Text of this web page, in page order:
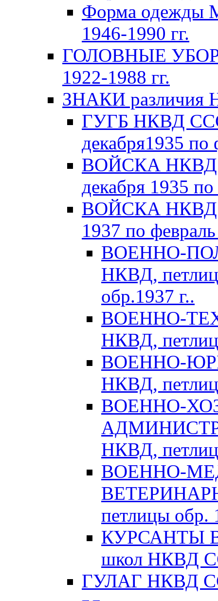
Форма
1946-1990 гг.
ГОЛОВНЫЕ
1922-1988 гг.
ЗНАКИ различия
ГУГБ НКВД
декабря1935 по
ВОЙСКА НКВД
декабря 1935
ВОЙСКА НКВД
1937 по
ВОЕННО-
НКВД,
обр.1937 г..
ВОЕННО-
НКВД,
ВОЕННО-
НКВД,
ВОЕННО-
НКВД,
ВОЕННО-
петлицы обр.
КУРСАНТЫ
школ НКВД
ГУЛАГ НКВД